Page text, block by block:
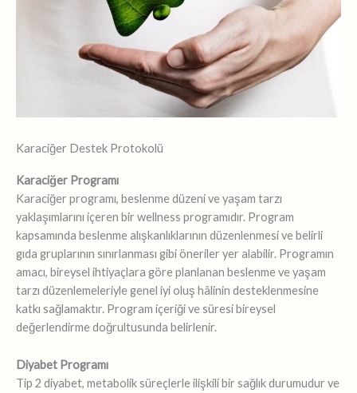
Karaciğer Destek Protokolü
Karaciğer Programı
Karaciğer programı, beslenme düzeni ve yaşam tarzı
yaklaşımlarını içeren bir wellness programıdır. Program
kapsamında beslenme alışkanlıklarının düzenlenmesi ve belirli
gıda gruplarının sınırlanması gibi öneriler yer alabilir. Programın
amacı, bireysel ihtiyaçlara göre planlanan beslenme ve yaşam
tarzı düzenlemeleriyle genel iyi oluş hâlinin desteklenmesine
katkı sağlamaktır. Program içeriği ve süresi bireysel
değerlendirme doğrultusunda belirlenir.
Diyabet Programı
Tip 2 diyabet, metabolik süreçlerle ilişkili bir sağlık durumudur ve